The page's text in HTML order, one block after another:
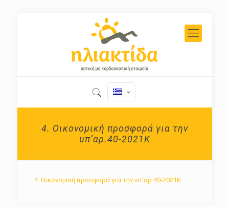
4. Οικονομική προσφορά για την
υπ’αρ.40-2021Κ
4. Οικονομική προσφορά για την υπ'αρ.40-2021Κ